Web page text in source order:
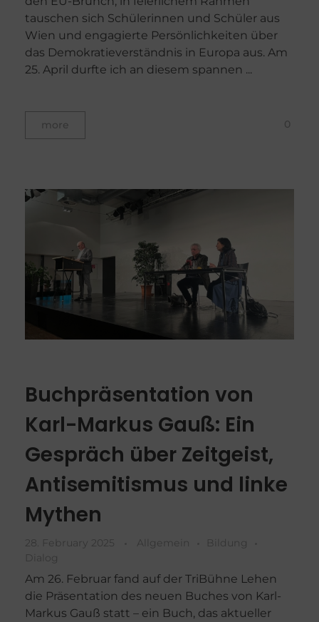
tauschen sich Schülerinnen und Schüler aus
Wien und engagierte Persönlichkeiten über
das Demokratieverständnis in Europa aus. Am
25. April durfte ich an diesem spannen ...
more 0
Buchpräsentation von
Karl-Markus Gauß: Ein
Gespräch über Zeitgeist,
Antisemitismus und linke
Mythen
28. February 2025 Allgemein
Bildung
Dialog
Am 26. Februar fand auf der TriBühne Lehen
die Präsentation des neuen Buches von Karl-
Markus Gauß statt – ein Buch, das aktueller